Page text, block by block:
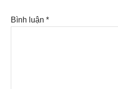
Bình luận*